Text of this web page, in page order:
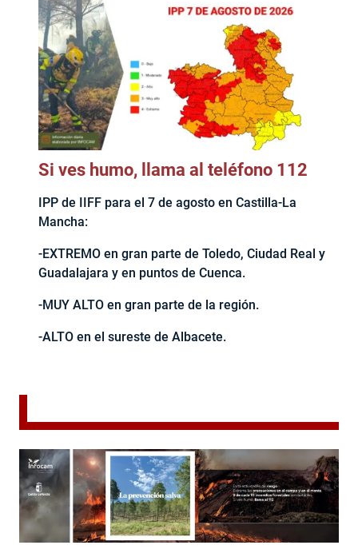
Si ves humo, llama al teléfono 112
IPP de IIFF para el 7 de agosto en Castilla-La
Mancha:
-EXTREMO en gran parte de Toledo, Ciudad Real y
Guadalajara y en puntos de Cuenca.
-MUY ALTO en gran parte de la región.
-ALTO en el sureste de Albacete.